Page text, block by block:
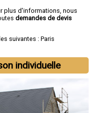
plus d'informations, nous
demandes de devis
suivantes : Paris
individuelle